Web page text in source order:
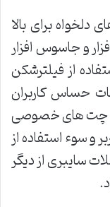
دلخواه برای بالا
و جاسوس افزار
از فیلترشکن
حساس کاربران
چت های خصوصی
و سوء استفاده از
سایبری از دیگر